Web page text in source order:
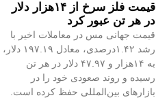
قیمت فلز سرخ از ۱۴هزار دلار
در هر تن عبور کرد
قیمت جهانی مس در معاملات اخیر با
رشد ۱.۴۲درصدی، معادل ۱۹۷.۱۹ دلار،
به ۱۴هزار و ۴۷.۹۷ دلار در هر تن
رسیده و روند صعودی خود را در
بازارهای بین‌المللی حفظ کرده است.